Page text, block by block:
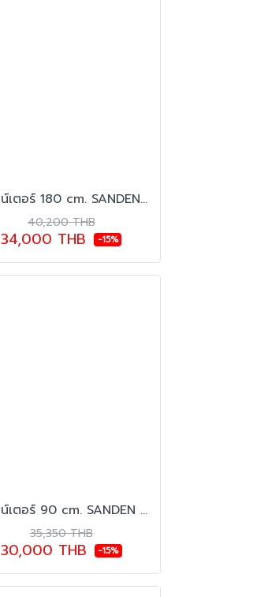
ตู้เคาน์เตอร์ 180 cm. SANDEN รุ่น SCC-1803
40,200 THB
34,000 THB -15%
ตู้เคาน์เตอร์ 90 cm. SANDEN รุ่น SCC-0903
35,350 THB
30,000 THB -15%